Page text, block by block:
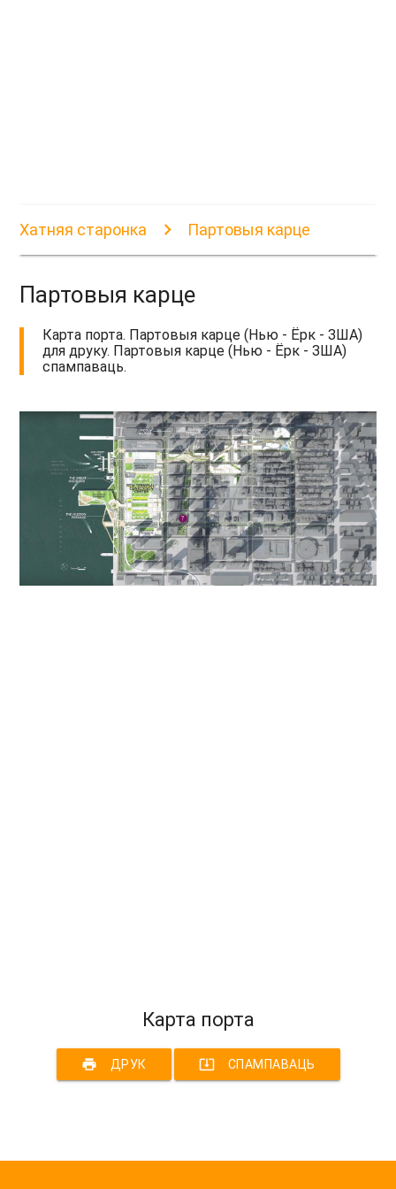
Хатняя старонка Партовыя карце
Партовыя карце
Карта порта. Партовыя карце (Нью - Ёрк - ЗША)
для друку. Партовыя карце (Нью - Ёрк - ЗША)
спампаваць.
Карта порта
print ДРУК system_update_alt СПАМПАВАЦЬ